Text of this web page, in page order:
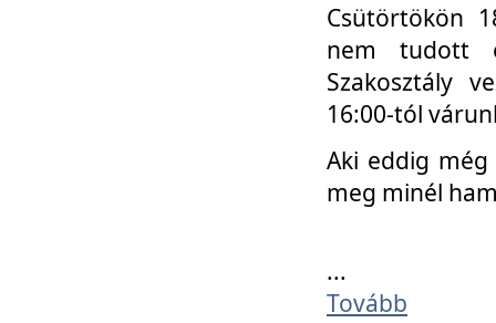
Csütörtökön
nem tudott
Szakosztály
16:00-tól
Aki eddig
meg minél
...
Tovább